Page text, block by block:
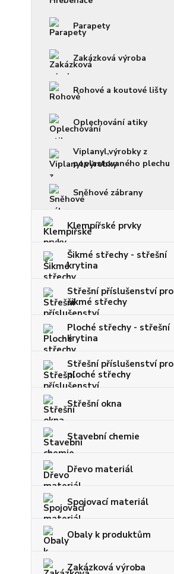
Parapety
Zakázková výroba
Rohové a koutové lišty
Oplechování atiky
Viplanyl,výrobky z
poplastovaného plechu
Sněhové zábrany
Klempířské prvky
Šikmé střechy - střešní
krytina
Střešní příslušenství pro
šikmé střechy
Ploché střechy - střešní
krytina
Střešní příslušenství pro
ploché střechy
Střešní okna
Stavební chemie
Dřevo materiál
Spojovací materiál
Obaly k produktům
Zakázková výroba